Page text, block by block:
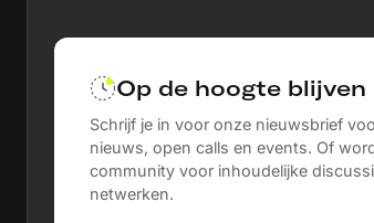
onderwijsprogramma's. Een
Op de hoogte blijven
Schrijf je in voor onze nieuwsbrief
nieuws, open calls en events. Of
community voor inhoudelijke
netwerken.